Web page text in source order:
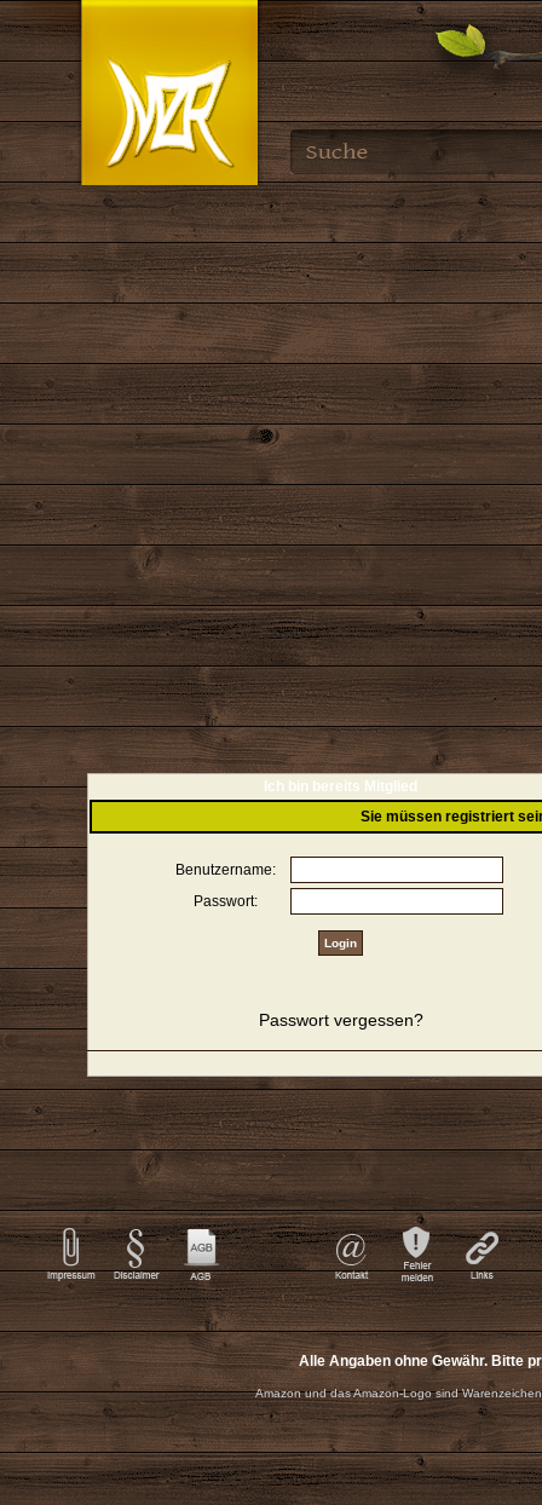
Ich bin bereits Mitglied
Sie müssen registriert
Benutzername:
Passwort:
Passwort vergessen?
Alle Angaben ohne Gewähr. Bitte
Amazon und das Amazon-Logo sind